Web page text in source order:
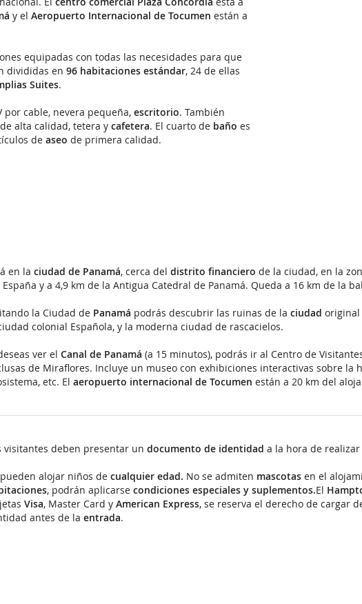
y el Aeropuerto Internacional de Tocumen están a
equipadas con todas las necesidades para que
divididas en 96 habitaciones estándar, 24 de ellas
Suites.
por cable, nevera pequeña, escritorio. También
alta calidad, tetera y cafetera. El cuarto de baño es
de aseo de primera calidad.
en la ciudad de Panamá, cerca del distrito financiero de la ciudad, en la
España y a 4,9 km de la Antigua Catedral de Panamá. Queda a 16 km de la
la Ciudad de Panamá podrás descubrir las ruinas de la ciudad original
colonial Española, y la moderna ciudad de rascacielos.
ver el Canal de Panamá (a 15 minutos), podrás ir al Centro de
de Miraflores. Incluye un museo con exhibiciones interactivas sobre la
etc. El aeropuerto internacional de Tocumen están a 20 km del
visitantes deben presentar un documento de identidad a la hora de realizar
alojar niños de cualquier edad. No se admiten mascotas en el
, podrán aplicarse condiciones especiales y suplementos.El
Visa, Master Card y American Express, se reserva el derecho de cargar
antes de la entrada.